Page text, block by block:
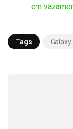
em
Tags Galaxy